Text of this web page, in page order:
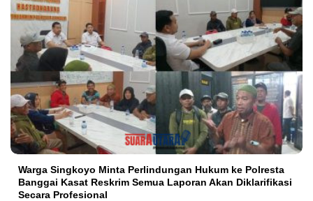
Warga Singkoyo Minta Perlindungan Hukum ke Polresta
Banggai Kasat Reskrim Semua Laporan Akan Diklarifikasi
Secara Profesional